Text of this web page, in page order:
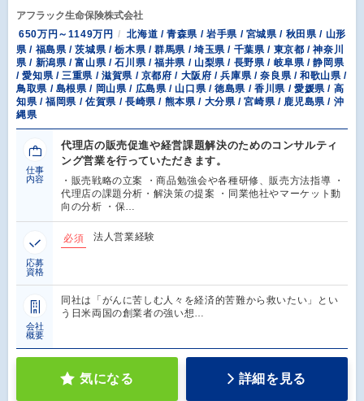
アフラック生命保険株式会社
650万円～1149万円
北海道 / 青森県 / 岩手県 / 宮城県 / 秋田県 / 山形
県 / 福島県 / 茨城県 / 栃木県 / 群馬県 / 埼玉県 / 千葉県 / 東京都 / 神奈川
県 / 新潟県 / 富山県 / 石川県 / 福井県 / 山梨県 / 長野県 / 岐阜県 / 静岡県
/ 愛知県 / 三重県 / 滋賀県 / 京都府 / 大阪府 / 兵庫県 / 奈良県 / 和歌山県 /
鳥取県 / 島根県 / 岡山県 / 広島県 / 山口県 / 徳島県 / 香川県 / 愛媛県 / 高
知県 / 福岡県 / 佐賀県 / 長崎県 / 熊本県 / 大分県 / 宮崎県 / 鹿児島県 / 沖
縄県
仕事
内容
代理店の販売促進や経営課題解決のためのコンサルティ
ング営業を行っていただきます。
・販売戦略の立案 ・商品勉強会や各種研修、販売方法指導 ・
代理店の課題分析・解決策の提案 ・同業他社やマーケット動
向の分析 ・保…
応募
資格
必須 法人営業経験
会社
概要
同社は「がんに苦しむ人々を経済的苦難から救いたい」とい
う日米両国の創業者の強い想…
気になる 詳細を見る